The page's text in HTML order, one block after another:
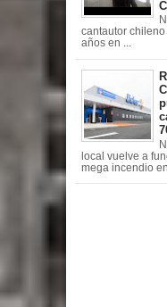
cantautor
años en ...
local vuelve a
mega incendio en